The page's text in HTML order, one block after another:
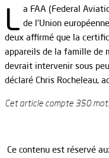
L a FAA (Federal
de l’Union
deux affirmé que la
appareils de la famille de
devrait intervenir sous
déclaré Chris Rocheleau,
Cet article compte 350
Ce contenu est réservé